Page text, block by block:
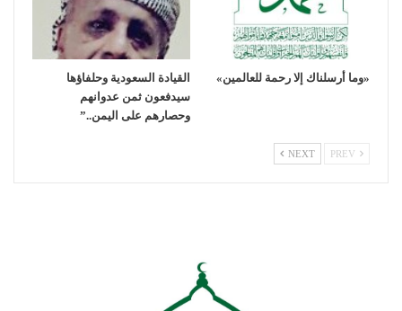
«وما أرسلناك إلا رحمة للعالمين»
القيادة السعودية وحلفاؤها
سيدفعون ثمن عدوانهم
وحصارهم على اليمن..”
NEXT